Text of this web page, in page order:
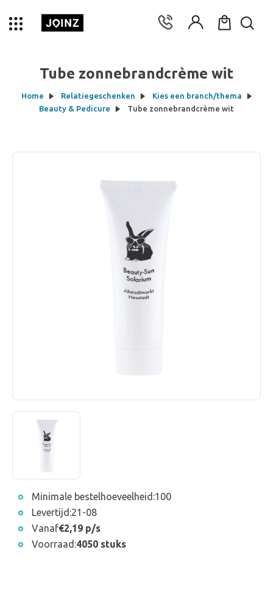
Tube zonnebrandcrème wit
Home Relatiegeschenken
Kies een branch/thema
Beauty & Pedicure
Tube zonnebrandcrème wit
Minimale bestelhoeveelheid:100
Levertijd:21-08
Vanaf€2,19 p/s
Voorraad:4050 stuks